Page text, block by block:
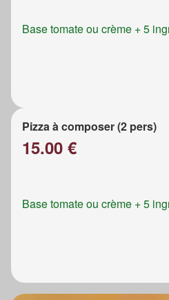
Base tomate ou crème + 5
Pizza à composer (2 pers)
15.00 €
Base tomate ou crème + 5